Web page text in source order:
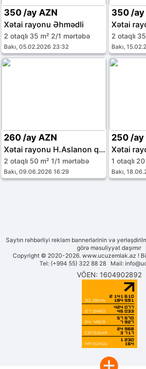
350 /ay AZN
Xətai rayonu Əhmədli
2 otaqlı 35 m² 2/1 mərtəbə
Bakı, 05.02.2026 23:32
350 /ay
2 otaqlı
Bakı,
260 /ay AZN
Xətai rayonu H.Aslanon qəs.
2 otaqlı 50 m² 1/1 mərtəbə
Bakı, 09.06.2026 16:29
250 /ay
1 otaqlı
Bakı,
Saytın rəhbərliyi reklam bannerlərinin və
görə məsuliyyət daşımır
Copyright © 2020-2026. www.ucuzemlak.az !
Tel: (+994 55) 322 88 28 Mail:
VÖEN: 1604902892